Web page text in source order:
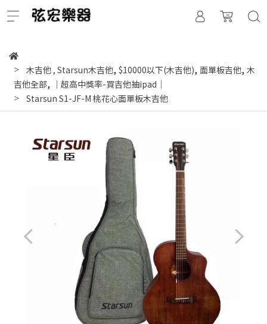
木吉他 , Starsun木吉他, $10000以下(木吉他), 面單板吉他, 木
吉他全部, ｜超高中獎率-買吉他抽ipad｜
Starsun S1-JF-M 桃花心面單板木吉他